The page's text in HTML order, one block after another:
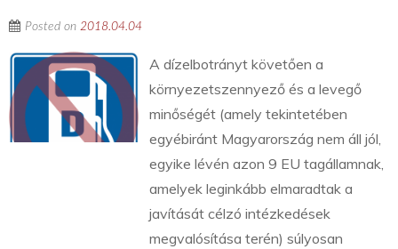
Posted on 2018.04.04
A dízelbotrányt követően a
környezetszennyező és a levegő
minőségét (amely tekintetében
egyébiránt Magyarország nem áll jól,
egyike lévén azon 9 EU tagállamnak,
amelyek leginkább elmaradtak a
javítását célzó intézkedések
megvalósítása terén) súlyosan